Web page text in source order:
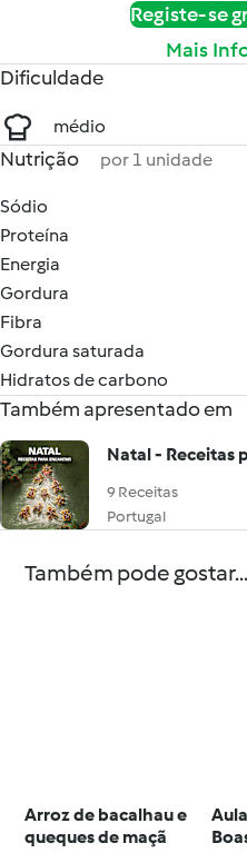
Registe-se
Mais
Dificuldade
médio
Nutrição por 1 unidade
Sódio
Proteína
Energia
Gordura
Fibra
Gordura saturada
Hidratos de carbono
Também apresentado em
Natal - Receitas
9 Receitas
Portugal
Também pode gostar...
Arroz de bacalhau e
queques de maçã